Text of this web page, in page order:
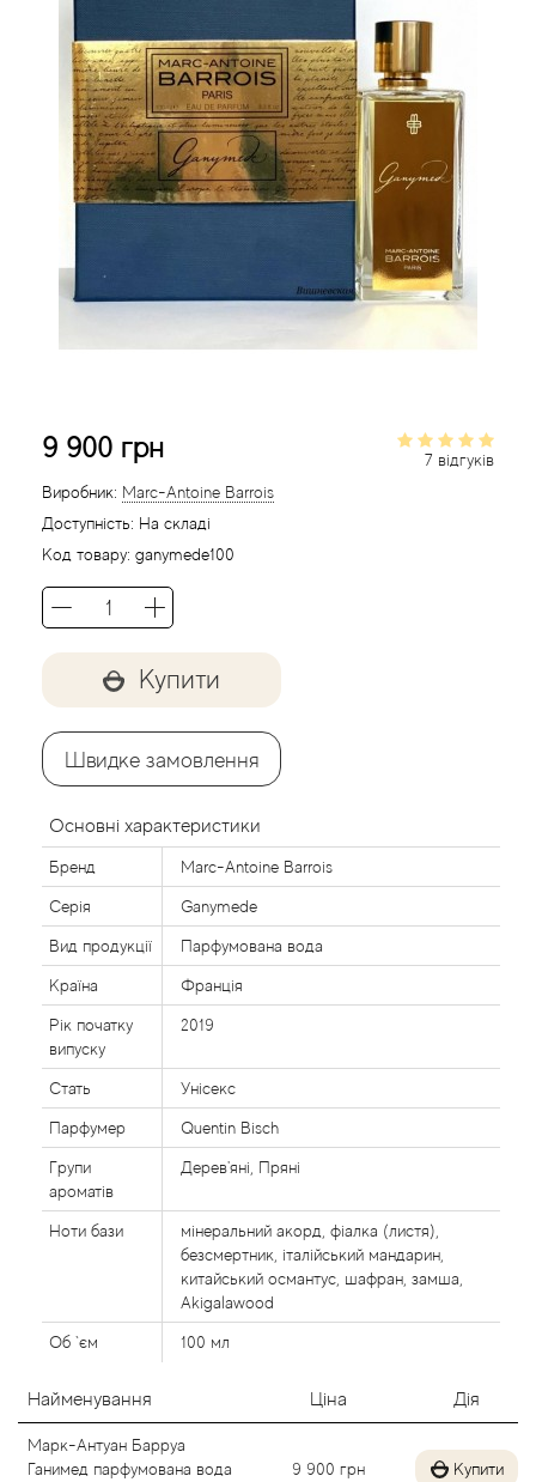
7 відгуків
9 900 грн
Виробник: Marc-Antoine Barrois
Доступність: На складі
Код товару: ganymede100
Купити
Швидке замовлення
Основні характеристики
Бренд Marc-Antoine Barrois
Серія Ganymede
Вид продукції Парфумована вода
Країна Франція
Рік початку
випуску
2019
Стать Унісекс
Парфумер Quentin Bisch
Групи
ароматів
Дерев'яні, Пряні
Ноти бази
мінеральний акорд, фіалка (листя),
безсмертник, італійський мандарин,
китайський османтус, шафран, замша,
Akigalawood
Об `єм 100 мл
Найменування Ціна Дія
Марк-Антуан Барруа
Ганимед парфумована вода
9 900 грн Купити
Acqua di Parma
Acqua di Sardegna
Adidas
Aerin Lauder
Afnan
Agatha Ruiz de la Prada
Agent Provocateur
Agonist
Aj Arabia (Widian)
Al Haramain
Al Jazeera
Alaia Paris
Alexander McQueen
Alexandre Barthet
Alexandre J
Alfred Dunhill
Alyssa Ashley
American Crew
Amouage